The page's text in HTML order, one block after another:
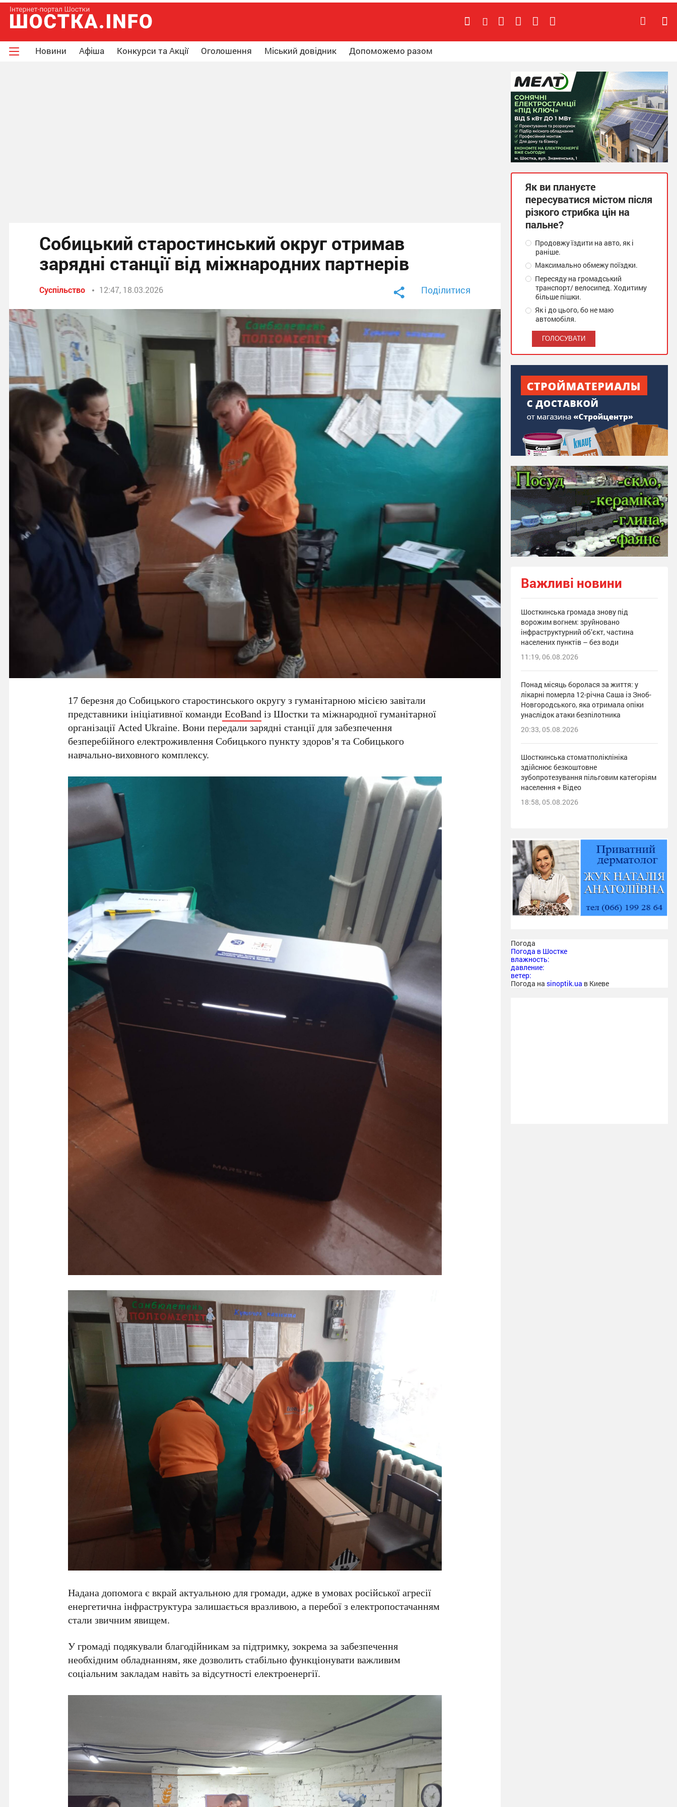
Новини Афіша Конкурси та Акції Оголошення Міський довідник Допоможемо разом
Собицький старостинський округ отримав
зарядні станції від міжнародних партнерів
Суспільство 12:47, 18.03.2026 Поділитися
17 березня до Собицького старостинського округу з гуманітарною місією завітали
представники ініціативної командиEcoBandіз Шостки та міжнародної гуманітарної
організації Acted Ukraine. Вони передали зарядні станції для забезпечення
безперебійного електроживлення Собицького пункту здоров’я та Собицького
навчально-виховного комплексу.
Надана допомога є вкрай актуальною для громади, адже в умовах російської агресії
енергетична інфраструктура залишається вразливою, а перебої з електропостачанням
стали звичним явищем.
У громаді подякували благодійникам за підтримку, зокрема за забезпечення
необхідним обладнанням, яке дозволить стабільно функціонувати важливим
соціальним закладам навіть за відсутності електроенергії.
Як ви плануєте
пересуватися містом після
різкого стрибка цін на
пальне?
Продовжу їздити на авто, як і
раніше.
Максимально обмежу поїздки.
Пересяду на громадський
транспорт/ велосипед. Ходитиму
більше пішки.
Як і до цього, бо не маю
автомобіля.
Важливі новини
Шосткинська громада знову під
ворожим вогнем: зруйновано
інфраструктурний об’єкт, частина
населених пунктів – без води
11:19, 06.08.2026
Понад місяць боролася за життя: у
лікарні померла 12-річна Саша із Зноб-
Новгородського, яка отримала опіки
унаслідок атаки безпілотника
20:33, 05.08.2026
Шосткинська стоматполіклініка
здійснює безкоштовне
зубопротезування пільговим категоріям
населення + Відео
18:58, 05.08.2026
Погода
Погода в Шостке
влажность:
давление:
ветер:
Погода на sinoptik.ua в Киеве